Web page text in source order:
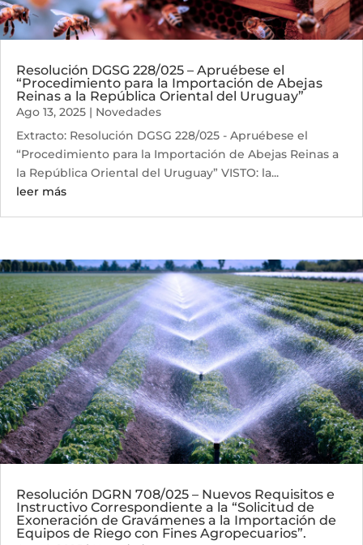
Resolución DGSG 228/025 – Apruébese el
“Procedimiento para la Importación de Abejas
Reinas a la República Oriental del Uruguay”
Ago 13, 2025 | Novedades
Extracto: Resolución DGSG 228/025 - Apruébese el
“Procedimiento para la Importación de Abejas Reinas a
la República Oriental del Uruguay” VISTO: la...
leer más
Resolución DGRN 708/025 – Nuevos Requisitos e
Instructivo Correspondiente a la “Solicitud de
Exoneración de Gravámenes a la Importación de
Equipos de Riego con Fines Agropecuarios”.